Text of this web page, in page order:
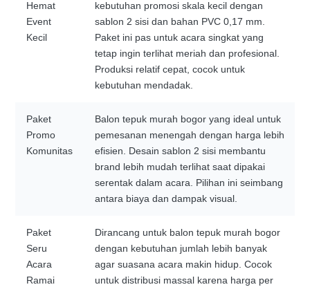
Hemat
Event
Kecil
kebutuhan promosi skala kecil dengan
sablon 2 sisi dan bahan PVC 0,17 mm.
Paket ini pas untuk acara singkat yang
tetap ingin terlihat meriah dan profesional.
Produksi relatif cepat, cocok untuk
kebutuhan mendadak.
Paket
Promo
Komunitas
Balon tepuk murah bogor yang ideal untuk
pemesanan menengah dengan harga lebih
efisien. Desain sablon 2 sisi membantu
brand lebih mudah terlihat saat dipakai
serentak dalam acara. Pilihan ini seimbang
antara biaya dan dampak visual.
Paket
Seru
Acara
Ramai
Dirancang untuk balon tepuk murah bogor
dengan kebutuhan jumlah lebih banyak
agar suasana acara makin hidup. Cocok
untuk distribusi massal karena harga per